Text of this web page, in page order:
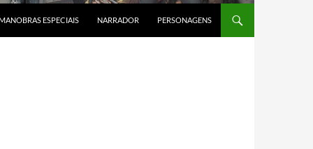
ESPECIAIS NARRADOR PERSONAGENS